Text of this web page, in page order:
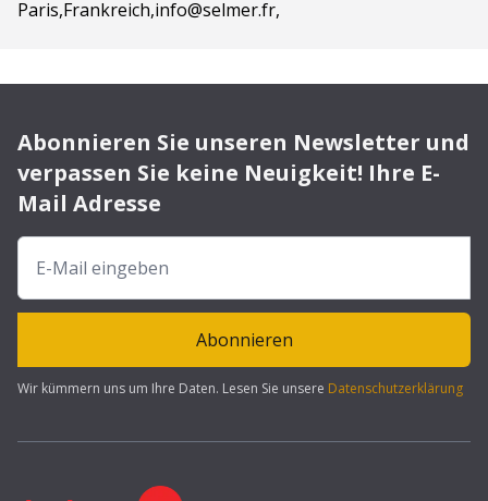
Paris,Frankreich,info@selmer.fr,
Abonnieren Sie unseren Newsletter und
verpassen Sie keine Neuigkeit! Ihre E-
Mail Adresse
Abonnieren
Wir kümmern uns um Ihre Daten. Lesen Sie unsere Datenschutzerklärung